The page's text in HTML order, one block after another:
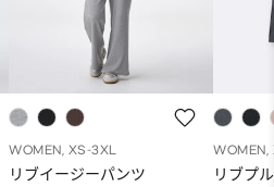
WOMEN, XS-3XL
リブイージーパンツ
WOMEN,
リブプ